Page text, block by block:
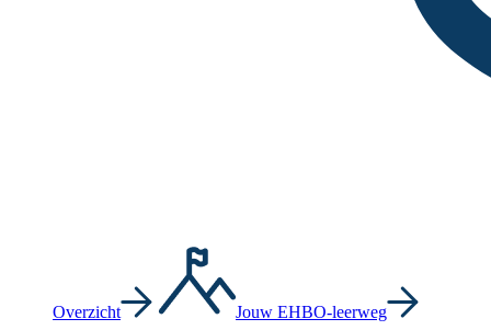
Overzicht Jouw EHBO-leerweg